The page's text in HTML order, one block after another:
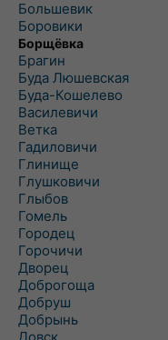
Большевик
Боровики
Борщёвка
Брагин
Буда Люшевская
Буда-Кошелево
Василевичи
Ветка
Гадиловичи
Глинище
Глушковичи
Глыбов
Гомель
Городец
Горочичи
Дворец
Доброгоща
Добруш
Добрынь